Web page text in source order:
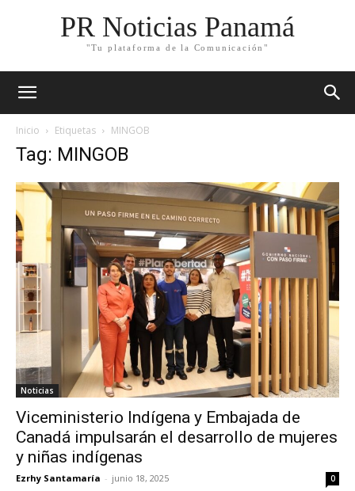
PR Noticias Panamá
"Tu plataforma de la Comunicación"
Inicio Etiquetas MINGOB
Tag: MINGOB
Noticias
Viceministerio Indígena y Embajada de
Canadá impulsarán el desarrollo de mujeres
y niñas indígenas
Ezrhy Santamaría - junio 18, 2025 0